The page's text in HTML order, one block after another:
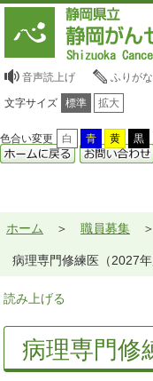
音声読上げ ふりが
文字サイズ 標準 拡大
色合い変更 白 青 黄 黒
ホーム 職員募集
病理専門修練医（2027年
読み上げる
病理専門修